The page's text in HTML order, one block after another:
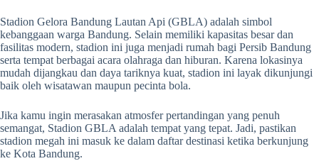
Stadion Gelora Bandung Lautan Api (GBLA) adalah simbol
kebanggaan warga Bandung. Selain memiliki kapasitas besar dan
fasilitas modern, stadion ini juga menjadi rumah bagi Persib Bandung
serta tempat berbagai acara olahraga dan hiburan. Karena lokasinya
mudah dijangkau dan daya tariknya kuat, stadion ini layak dikunjungi
baik oleh wisatawan maupun pecinta bola.
Jika kamu ingin merasakan atmosfer pertandingan yang penuh
semangat, Stadion GBLA adalah tempat yang tepat. Jadi, pastikan
stadion megah ini masuk ke dalam daftar destinasi ketika berkunjung
ke Kota Bandung.